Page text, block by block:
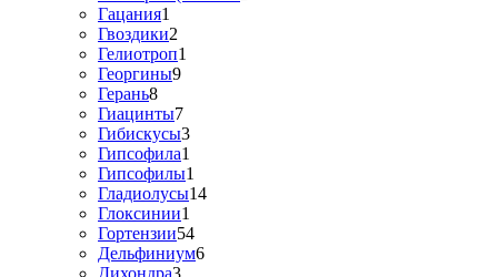
Гацания1
Гвоздики2
Гелиотроп1
Георгины9
Герань8
Гиацинты7
Гибискусы3
Гипсофила1
Гипсофилы1
Гладиолусы14
Глоксинии1
Гортензии54
Дельфиниум6